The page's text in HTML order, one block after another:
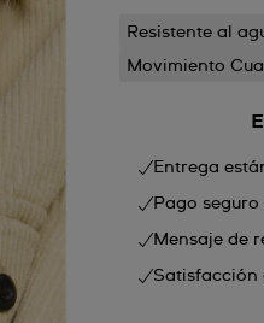
Resistente al
Movimiento
Entrega
Pago seguro
Mensaje de
Satisfacción